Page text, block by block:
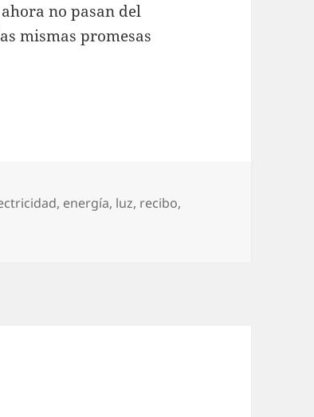
no pasan del
mismas promesas
, energía, luz, recibo,